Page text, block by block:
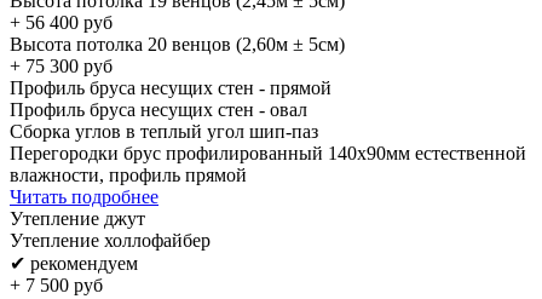
+ 56 400 руб
Высота потолка 20 венцов (2,60м ± 5см)
+ 75 300 руб
Профиль бруса несущих стен - прямой
Профиль бруса несущих стен - овал
Сборка углов в теплый угол шип-паз
Перегородки брус профилированный 140х90мм естественной
влажности, профиль прямой
Читать подробнее
Утепление джут
Утепление холлофайбер
✔ рекомендуем
+ 7 500 руб